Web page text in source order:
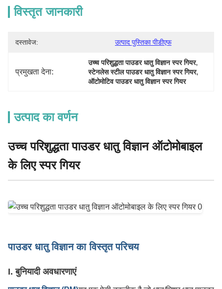
विस्तृत जानकारी
दस्तावेज: उत्पाद पुस्तिका पीडीएफ
प्रमुखता देना:
उच्च परिशुद्धता पाउडर धातु विज्ञान स्पर गियर,
स्टेनलेस स्टील पाउडर धातु विज्ञान स्पर गियर,
ऑटोमोटिव पाउडर धातु विज्ञान स्पर गियर
उत्पाद का वर्णन
उच्च परिशुद्धता पाउडर धातु विज्ञान ऑटोमोबाइल
के लिए स्पर गियर
पाउडर धातु विज्ञान का विस्तृत परिचय
I. बुनियादी अवधारणाएं